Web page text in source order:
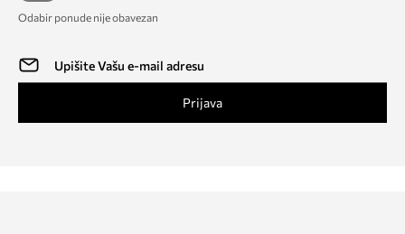
Odabir ponude nije obavezan
Prijava